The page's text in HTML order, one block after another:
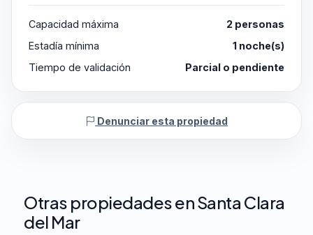
Capacidad máxima
2 personas
Estadía mínima
1 noche(s)
Tiempo de validación
Parcial o pendiente
Denunciar esta propiedad
Otras propiedades en Santa Clara
del Mar